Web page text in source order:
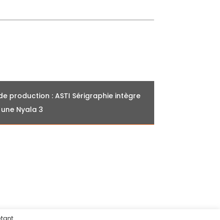
production : ASTI Sérigraphie intègre
une Nyala 3